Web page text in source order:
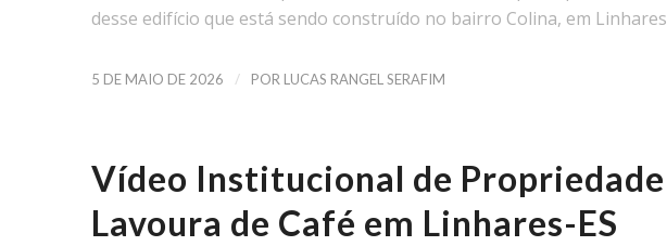
desse edifício que está sendo construído no bairro Colina, em
5 DE MAIO DE 2026 / POR LUCAS RANGEL SERAFIM
Vídeo Institucional de
Lavoura de Café em Linhares-ES